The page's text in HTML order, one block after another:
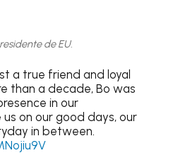
de EU.
a true friend and loyal
than a decade, Bo was
in our
on our good days, our
in between.